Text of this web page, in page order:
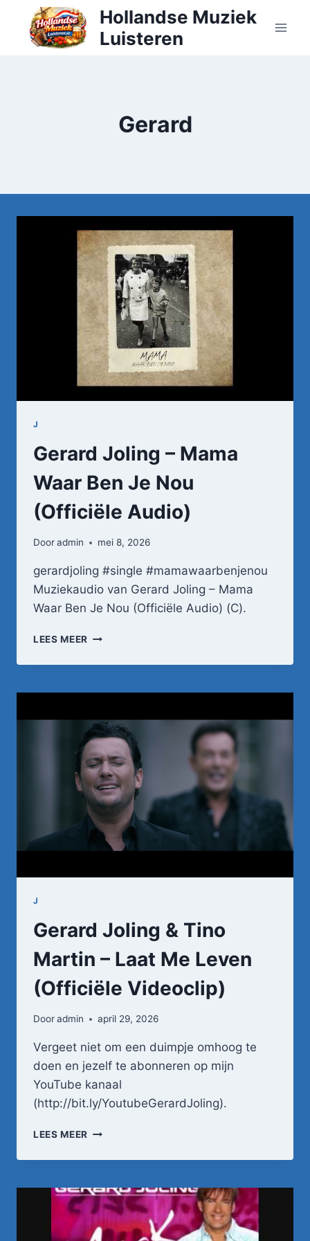
Doorgaan
inhoud
Hollandse Muziek
Luisteren
Gerard
J
Gerard Joling – Mama
Waar Ben Je Nou
(Officiële Audio)
Dooradmin mei 8, 2026
gerardjoling #single #mamawaarbenjenou
Muziekaudio van Gerard Joling – Mama
Waar Ben Je Nou (Officiële Audio) (C).
LEES MEER GERARD
–
WAAR
JE
NOU
(OFFICIËLE
AUDIO)
J
Gerard Joling & Tino
Martin – Laat Me Leven
(Officiële Videoclip)
Dooradmin april 29, 2026
Vergeet niet om een duimpje omhoog te
doen en jezelf te abonneren op mijn
YouTube kanaal
(http://bit.ly/YoutubeGerardJoling).
LEES MEER GERARD
&
MARTIN
LAAT
ME